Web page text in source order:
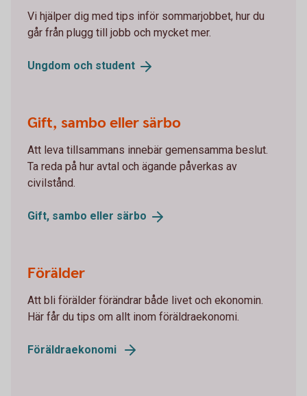
Vi hjälper dig med tips inför sommarjobbet, hur du
går från plugg till jobb och mycket mer.
Ungdom och student
Gift, sambo eller särbo
Att leva tillsammans innebär gemensamma beslut.
Ta reda på hur avtal och ägande påverkas av
civilstånd.
Gift, sambo eller särbo
Förälder
Att bli förälder förändrar både livet och ekonomin.
Här får du tips om allt inom föräldraekonomi.
Föräldraekonomi